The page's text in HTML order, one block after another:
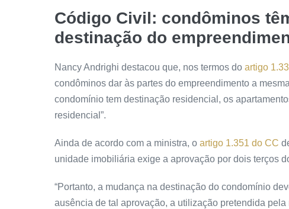
Código Civil: condôminos
destinação do
Nancy Andrighi destacou que, nos termos do artigo
condôminos dar às partes do empreendimento a
condomínio tem destinação residencial, os
residencial”.
Ainda de acordo com a ministra, o artigo 1.351 do CC
unidade imobiliária exige a aprovação por dois terços
“Portanto, a mudança na destinação do condomínio
ausência de tal aprovação, a utilização pretendida